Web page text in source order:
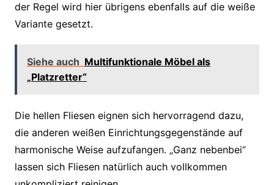
der Regel wird hier übrigens ebenfalls auf die weiße
Variante gesetzt.
Siehe auch Multifunktionale Möbel als
„Platzretter“
Die hellen Fliesen eignen sich hervorragend dazu,
die anderen weißen Einrichtungsgegenstände auf
harmonische Weise aufzufangen. „Ganz nebenbei“
lassen sich Fliesen natürlich auch vollkommen